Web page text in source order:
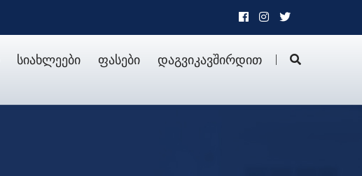
სიახლეები ფასები დაგვიკავშირდით